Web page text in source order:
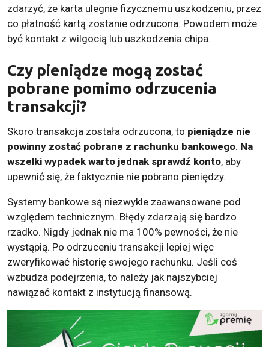
zdarzyć, że karta ulegnie fizycznemu uszkodzeniu, przez
co płatność kartą zostanie odrzucona. Powodem może
być kontakt z wilgocią lub uszkodzenia chipa.
Czy pieniądze mogą zostać
pobrane pomimo odrzucenia
transakcji?
Skoro transakcja została odrzucona, to pieniądze nie
powinny zostać pobrane z rachunku bankowego. Na
wszelki wypadek warto jednak sprawdź konto, aby
upewnić się, że faktycznie nie pobrano pieniędzy.
Systemy bankowe są niezwykle zaawansowane pod
względem technicznym. Błędy zdarzają się bardzo
rzadko. Nigdy jednak nie ma 100% pewności, że nie
wystąpią. Po odrzuceniu transakcji lepiej więc
zweryfikować historię swojego rachunku. Jeśli coś
wzbudza podejrzenia, to należy jak najszybciej
nawiązać kontakt z instytucją finansową.